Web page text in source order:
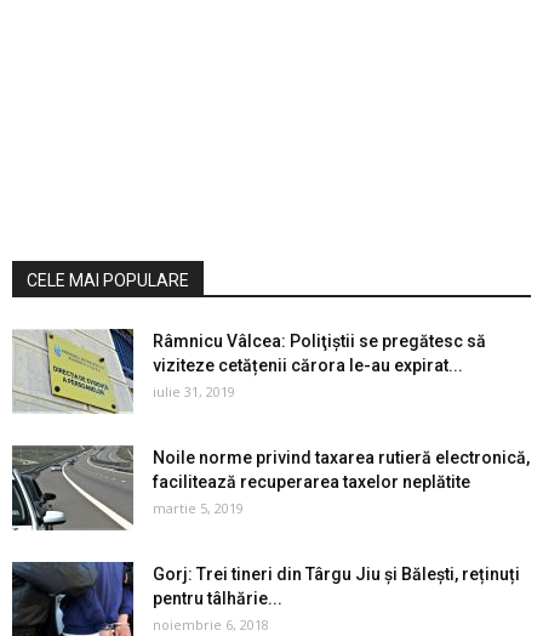
CELE MAI POPULARE
Râmnicu Vâlcea: Poliţiştii se pregătesc să
viziteze cetățenii cărora le-au expirat...
iulie 31, 2019
Noile norme privind taxarea rutieră electronică,
facilitează recuperarea taxelor neplătite
martie 5, 2019
Gorj: Trei tineri din Târgu Jiu și Bălești, reținuți
pentru tâlhărie...
noiembrie 6, 2018